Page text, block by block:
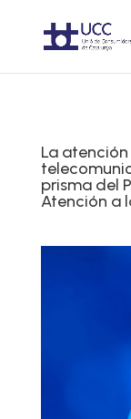
La
prisma del
Atención a